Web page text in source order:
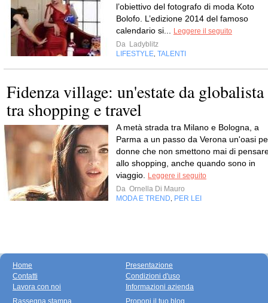
l’obiettivo del fotografo di moda Koto
Bolofo. L’edizione 2014 del famoso
calendario si...
Leggere il seguito
Da Ladyblitz
LIFESTYLE TALENTI
Fidenza village: un'estate da globalista
tra shopping e travel
A metà strada tra Milano e Bologna, a
Parma a un passo da Verona un'oasi
donne che non smettono mai di
allo shopping, anche quando sono in
viaggio.
Leggere il seguito
Da Ornella Di Mauro
MODA E TREND PER LEI
Home
Contatti
Lavora con noi
Presentazione
Condizioni d'uso
Informazioni azienda
Rassegna stampa
Proponi il tuo blog